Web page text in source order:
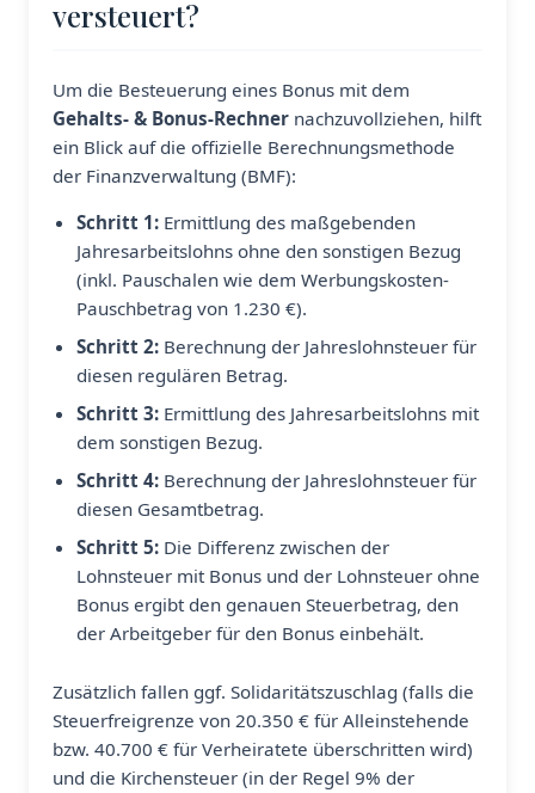
versteuert?
Um die Besteuerung eines Bonus mit dem
Gehalts- & Bonus-Rechner nachzuvollziehen, hilft
ein Blick auf die offizielle Berechnungsmethode
der Finanzverwaltung (BMF):
Schritt 1: Ermittlung des maßgebenden
Jahresarbeitslohns ohne den sonstigen Bezug
(inkl. Pauschalen wie dem Werbungskosten-
Pauschbetrag von 1.230 €).
Schritt 2: Berechnung der Jahreslohnsteuer für
diesen regulären Betrag.
Schritt 3: Ermittlung des Jahresarbeitslohns mit
dem sonstigen Bezug.
Schritt 4: Berechnung der Jahreslohnsteuer für
diesen Gesamtbetrag.
Schritt 5: Die Differenz zwischen der
Lohnsteuer mit Bonus und der Lohnsteuer ohne
Bonus ergibt den genauen Steuerbetrag, den
der Arbeitgeber für den Bonus einbehält.
Zusätzlich fallen ggf. Solidaritätszuschlag (falls die
Steuerfreigrenze von 20.350 € für Alleinstehende
bzw. 40.700 € für Verheiratete überschritten wird)
und die Kirchensteuer (in der Regel 9% der